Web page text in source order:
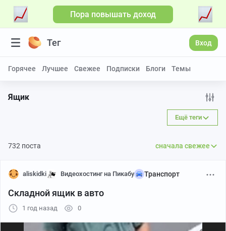
Пора повышать доход
Тег Вход
Горячее Лучшее Свежее Подписки Блоги Темы
Ящик
Ещё теги
732 поста сначала свежее
aliskidki Видеохостинг на Пикабу Транспорт
Складной ящик в авто
1 год назад 0
Больше видео